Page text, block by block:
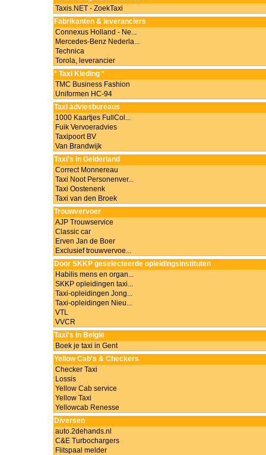
Taxis.NET - ZoekTaxi
Fabrikanten & leveranciers
Connexus Holland - Ne...
Mercedes-Benz Nederla...
Technica
Torola, leverancier
* Taxi Kleding *
TMC Business Fashion
Uniformen HC-94
Taxi adviesbureaus
1000 Kaartjes FullCol...
Fuik Vervoeradvies
Taxipoort BV
Van Brandwijk
Taxi's in Gelderland
Correct Monnereau
Taxi Noot Personenver...
Taxi Oostenenk
Taxi van den Broek
Trouwvervoer
AJP Trouwservice
Classic car
Erven Jan de Boer
Exclusief trouwvervoe...
Door SKKP geselecteerde opleidingsinstituten
Habilis mens en organ...
SKKP opleidingen taxi...
Taxi-opleidingen Jong...
Taxi-opleidingen Nieu...
VTL
VVCR
Taxi's in België
Boek je taxi in Gent
Yellow Cab's & Checkers
Checker Taxi
Lossis
Yellow Cab service
Yellow Taxi
Yellowcab Renesse
Diversen
auto.2dehands.nl
C&E Turbochargers
Flitspaal melder